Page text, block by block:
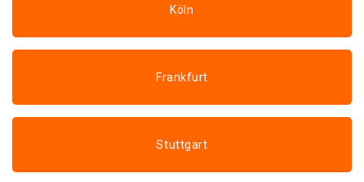
Köln
Frankfurt
Stuttgart